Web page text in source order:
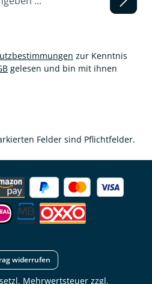
zur Kenntnis
gelesen und bin mit ihnen
Felder sind Pflichtfelder.
widerrufen
Mehrwertsteuer zzgl.